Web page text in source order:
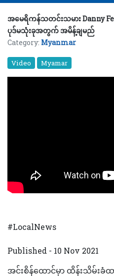
အမေရိကန်သတင်းသမား Danny
ပုဒ်မသုံးခုအတွက် အမိန့်ချမည်
Category: Myanmar
Video Myamar
#LocalNews
Published - 10 Nov 2021
အင်းစိန်ထောင်မှာ ထိန်းသိမ်း